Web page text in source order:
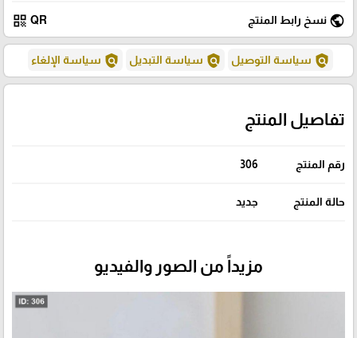
public نسخ رابط المنتج QR
qr_code
policy سياسة التوصيل policy سياسة التبديل policy سياسة الإلغاء
تفاصيل المنتج
رقم المنتج 306
حالة المنتج جديد
مزيداً من الصور والفيديو